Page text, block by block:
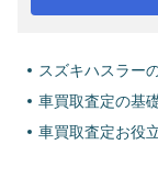
スズキハスラー
車買取査定の基
車買取査定お役